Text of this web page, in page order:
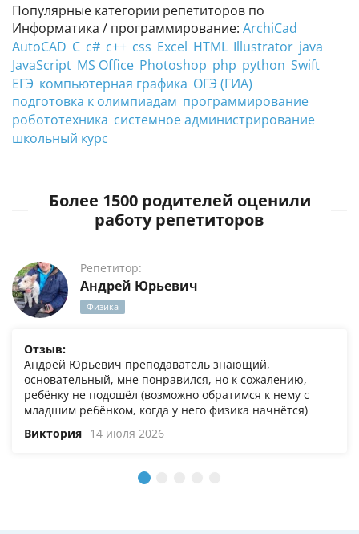
Популярные категории репетиторов по
Информатика / программирование: ArchiCad
AutoCAD C c# c++ css Excel HTML Illustrator java
JavaScript MS Office Photoshop php python Swift
ЕГЭ компьютерная графика ОГЭ (ГИА)
подготовка к олимпиадам программирование
робототехника системное администрирование
школьный курс
Более 1500 родителей оценили
работу репетиторов
Репетитор:
Андрей Юрьевич
Физика
Отзыв:
Андрей Юрьевич преподаватель знающий,
основательный, мне понравился, но к сожалению,
ребёнку не подошёл (возможно обратимся к нему с
младшим ребёнком, когда у него физика начнётся)
Виктория 14 июля 2026